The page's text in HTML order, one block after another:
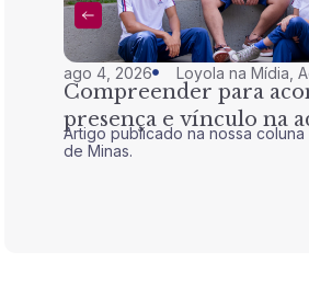
ago 4, 2026 Loyola na Mídia ,
Compreender para
presença e vínculo na
Artigo publicado na nossa
de Minas.